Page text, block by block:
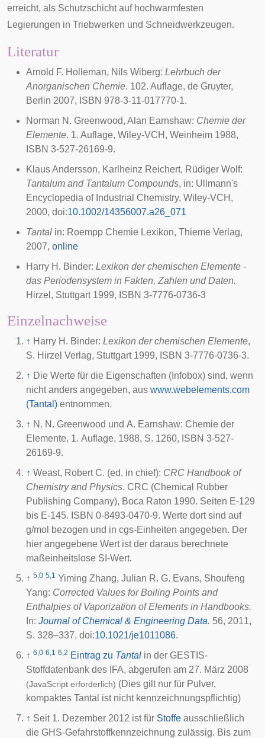
erreicht, als Schutzschicht auf hochwarmfesten
Legierungen in Triebwerken und Schneidwerkzeugen.
Literatur
Arnold F. Holleman, Nils Wiberg: Lehrbuch der
Anorganischen Chemie. 102. Auflage, de Gruyter,
Berlin 2007, ISBN 978-3-11-017770-1.
Norman N. Greenwood, Alan Earnshaw: Chemie der
Elemente. 1. Auflage, Wiley-VCH, Weinheim 1988,
ISBN 3-527-26169-9.
Klaus Andersson, Karlheinz Reichert, Rüdiger Wolf:
Tantalum and Tantalum Compounds, in: Ullmann's
Encyclopedia of Industrial Chemistry, Wiley-VCH,
2000, doi:10.1002/14356007.a26_071
Tantal in: Roempp Chemie Lexikon, Thieme Verlag,
2007, online
Harry H. Binder: Lexikon der chemischen Elemente -
das Periodensystem in Fakten, Zahlen und Daten.
Hirzel, Stuttgart 1999, ISBN 3-7776-0736-3
Einzelnachweise
↑ Harry H. Binder: Lexikon der chemischen Elemente,
S. Hirzel Verlag, Stuttgart 1999, ISBN 3-7776-0736-3.
↑ Die Werte für die Eigenschaften (Infobox) sind, wenn
nicht anders angegeben, aus www.webelements.com
(Tantal) entnommen.
↑ N. N. Greenwood und A. Earnshaw: Chemie der
Elemente, 1. Auflage, 1988, S. 1260, ISBN 3-527-
26169-9.
↑ Weast, Robert C. (ed. in chief): CRC Handbook of
Chemistry and Physics. CRC (Chemical Rubber
Publishing Company), Boca Raton 1990. Seiten E-129
bis E-145. ISBN 0-8493-0470-9. Werte dort sind auf
g/mol bezogen und in cgs-Einheiten angegeben. Der
hier angegebene Wert ist der daraus berechnete
maßeinheitslose SI-Wert.
↑ 5,0 5,1 Yiming Zhang, Julian R. G. Evans, Shoufeng
Yang: Corrected Values for Boiling Points and
Enthalpies of Vaporization of Elements in Handbooks.
In: Journal of Chemical & Engineering Data. 56, 2011,
S. 328–337, doi:10.1021/je1011086.
↑ 6,0 6,1 6,2 Eintrag zu Tantal in der GESTIS-
Stoffdatenbank des IFA, abgerufen am 27. März 2008
(JavaScript erforderlich) (Dies gilt nur für Pulver,
kompaktes Tantal ist nicht kennzeichnungspflichtig)
↑ Seit 1. Dezember 2012 ist für Stoffe ausschließlich
die GHS-Gefahrstoffkennzeichnung zulässig. Bis zum